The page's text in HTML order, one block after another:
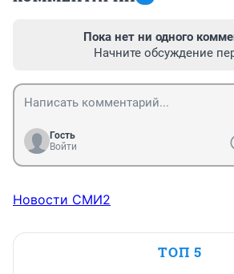
Пока нет ни одного
Начните обсуждение
Гость
Войти
Новости СМИ2
ТОП 5